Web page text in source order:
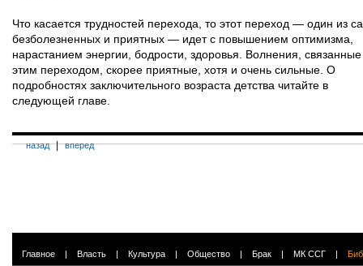
Что касается трудностей перехода, то этот переход — один из
безболезненных и приятных — идет с повышением оптимизма,
нарастанием энергии, бодрости, здоровья. Волнения, связанные
этим переходом, скорее приятные, хотя и очень сильные. О
подробностях заключительного возраста детства читайте в
следующей главе.
назад | вперед
Главное | Власть | Культура | Общество | Брак | МК ССГ |